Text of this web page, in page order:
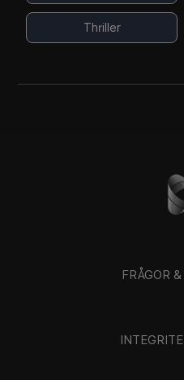
Thriller
FRÅGOR